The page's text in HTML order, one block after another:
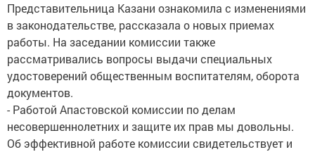
Представительница Казани ознакомила с изменениями
в законодательстве, рассказала о новых приемах
работы. На заседании комиссии также
рассматривались вопросы выдачи специальных
удостоверений общественным воспитателям, оборота
документов.
- Работой Апастовской комиссии по делам
несовершеннолетних и защите их прав мы довольны.
Об эффективной работе комиссии свидетельствует и